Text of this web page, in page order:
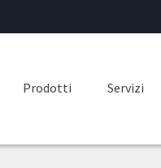
Prodotti Servizi